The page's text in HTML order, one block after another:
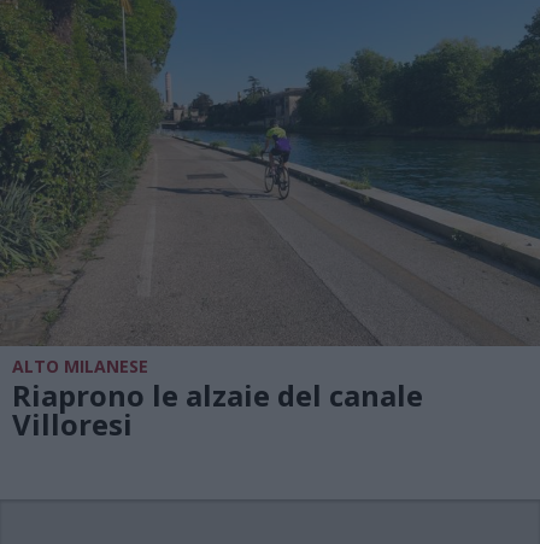
ALTO MILANESE
Riaprono le alzaie del canale
Villoresi